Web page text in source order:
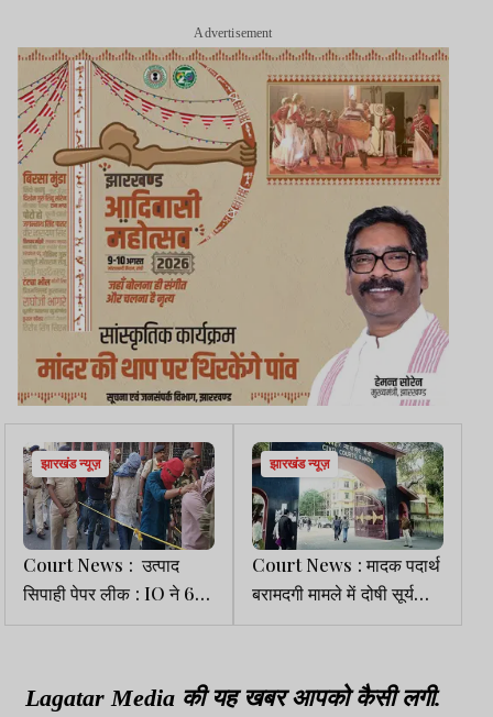
Advertisement
झारखंड न्यूज़
Court News : उत्पाद
सिपाही पेपर लीक : IO ने 6
आरोपियों का आपराधिक
झारखंड न्यूज़
Court News : मादक पदार्थ
बरामदगी मामले में दोषी सूर्यकांत
मुंडा को 8 साल की सजा, 75
Lagatar Media की यह खबर आपको कैसी लगी.